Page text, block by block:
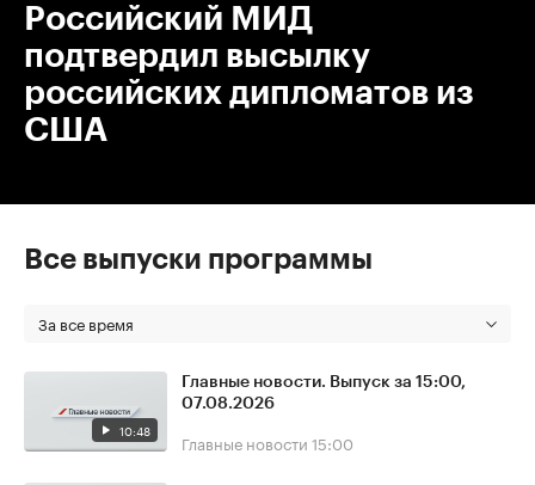
Российский МИД
подтвердил высылку
российских дипломатов из
США
Все выпуски программы
За все время
10:48
Главные новости. Выпуск за 15:00,
07.08.2026
Главные новости 15:00